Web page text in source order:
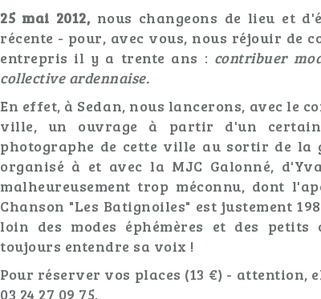
25 mai 2012, nous changeons de lieu et
récente - pour, avec vous, nous réjouir de
entrepris il y a trente ans : contribuer
collective ardennaise.
En effet, à Sedan, nous lancerons, avec le
ville, un ouvrage à partir d'un certain
photographe de cette ville au sortir de la
organisé à et avec la MJC Galonné,
malheureusement trop méconnu, dont
Chanson "Les Batignoiles" est justement
loin des modes éphémères et des
toujours entendre sa voix !
Pour réserver vos places (13 €) - attention,
03 24 27 09 75.